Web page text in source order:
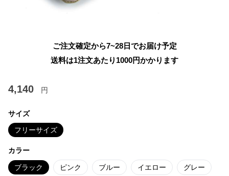
ご注文確定から7~28日でお届け予定
送料は1注文あたり 1000円かかります
4,140 円
サイズ
フリーサイズ
カラー
ブラック ピンク ブルー イエロー グレー